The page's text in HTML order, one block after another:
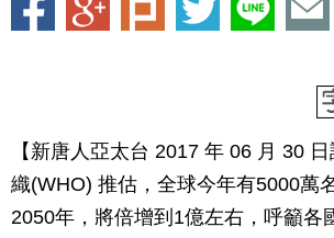
【新唐人亞太台 2017 年 06 月 30
織(WHO) 推估，全球今年有5000萬
2050年，將倍增到1億左右，呼籲各